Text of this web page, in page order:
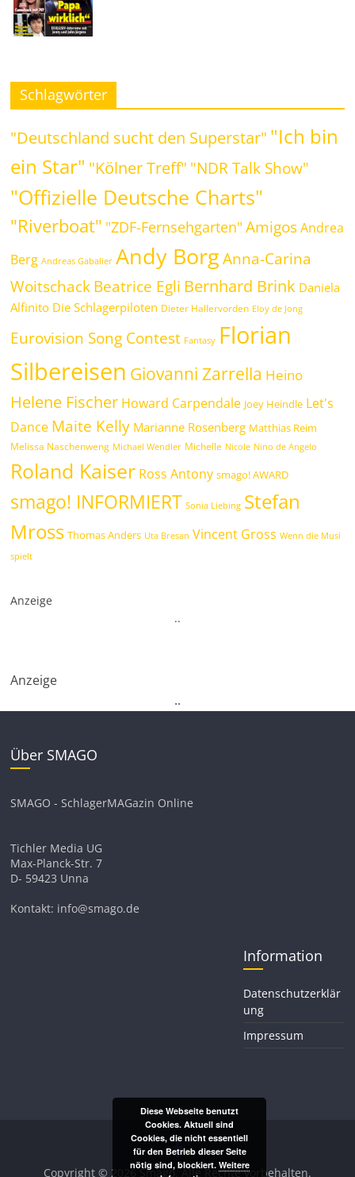
Schlagwörter
"Deutschland sucht den Superstar" "Ich bin
ein Star" "Kölner Treff" "NDR Talk Show"
"Offizielle Deutsche Charts"
"Riverboat" "ZDF-Fernsehgarten" Amigos Andrea
Berg Andreas Gabalier Andy Borg Anna-Carina
WoitschackBeatrice Egli Bernhard Brink Daniela
Alfinito Die Schlagerpiloten Dieter Hallervorden Eloy de Jong
Eurovision Song Contest Fantasy Florian
Silbereisen Giovanni Zarrella Heino
Helene Fischer Howard Carpendale Joey Heindle Let's
Dance Maite Kelly Marianne Rosenberg Matthias Reim
Melissa Naschenweng Michael Wendler Michelle Nicole Nino de Angelo
Roland Kaiser Ross Antony smago! AWARD
smago! INFORMIERT Sonia Liebing Stefan
Mross Thomas Anders Uta Bresan Vincent Gross Wenn die Musi
spielt
Anzeige
..
Anzeige
..
Über SMAGO
SMAGO - SchlagerMAGazin Online
Tichler Media UG
Max-Planck-Str. 7
D- 59423 Unna
Kontakt: info@smago.de
Information
Datenschutzerklär
ung
Impressum
Copyright © 2026Smago. Alle Rechte vorbehalten.
Diese Webseite benutzt
Cookies. Aktuell sind
Cookies, die nicht essentiell
für den Betrieb dieser Seite
nötig sind, blockiert. Weitere